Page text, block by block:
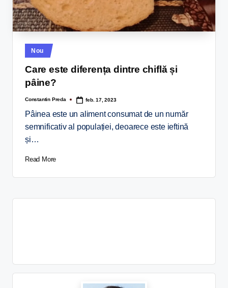
Nou
Care este diferența dintre chiflă și
pâine?
Constantin Preda feb. 17, 2023
Pâinea este un aliment consumat de un număr
semnificativ al populației, deoarece este ieftină
și…
Read More